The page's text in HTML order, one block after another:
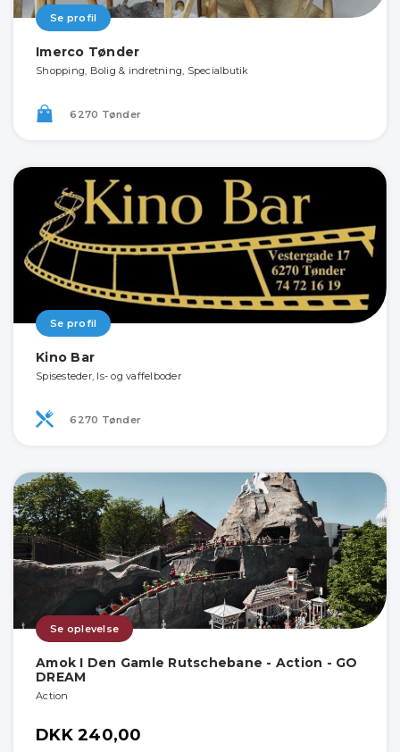
Se profil
Imerco Tønder
Shopping, Bolig & indretning, Specialbutik
6270 Tønder
Se profil
Kino Bar
Spisesteder, Is- og vaffelboder
6270 Tønder
Se oplevelse
Amok I Den Gamle Rutschebane - Action - GO
DREAM
Action
DKK 240,00